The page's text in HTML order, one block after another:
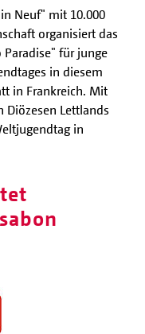
Neuf" mit 10.000
organisiert das
für junge
in diesem
in Frankreich. Mit
Diözesen Lettlands
in